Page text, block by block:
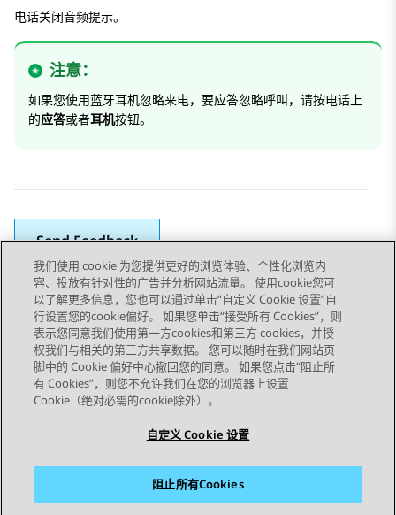
电话关闭音频提示。
注意：
如果您使用蓝牙耳机忽略来电，要应答忽略呼叫，请按电话上
的应答或者耳机按钮。
Send Feedback
Topic navigation
上一主题 下一主题
STAY CONNECTED
我们使用 cookie 为您提供更好的浏览体验、个性化浏览内
容、投放有针对性的广告并分析网站流量。 使用cookie您可
以了解更多信息，您也可以通过单击“自定义 Cookie 设置”自
行设置您的cookie偏好。 如果您单击“接受所有 Cookies”，则
表示您同意我们使用第一方cookies和第三方 cookies，并授
权我们与相关的第三方共享数据。 您可以随时在我们网站页
脚中的 Cookie 偏好中心撤回您的同意。 如果您点击“阻止所
有 Cookies”，则您不允许我们在您的浏览器上设置
Cookie（绝对必需的cookie除外）。
自定义 Cookie 设置
阻止所有Cookies